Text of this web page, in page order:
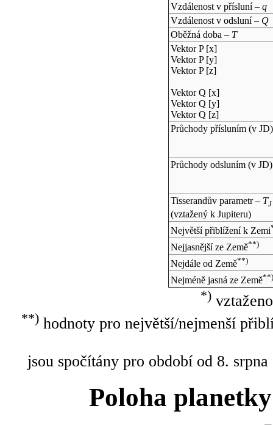
Vzdálenost v přísluní – q
Vzdálenost v odsluní – Q
Oběžná doba – T
Vektor P [x]
Vektor P [y]
Vektor P [z]
Vektor Q [x]
Vektor Q [y]
Vektor Q [z]
Průchody přísluním (v JD)
Průchody odsluním (v JD)
Tisserandův parametr – TJ
(vztažený k Jupiteru)
Největší přiblížení k Zemi
Nejjasnější ze Země**)
Nejdále od Země**)
Nejméně jasná ze Země**)
*)
**)hodnoty pro největší/nejmenší
jsou spočítány pro období od 8.
Poloha